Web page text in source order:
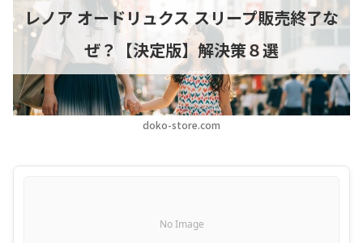
doko-store.com
レノア オードリュクス スリープ販売終了な
ぜ？【決定版】解決策８選
No Image